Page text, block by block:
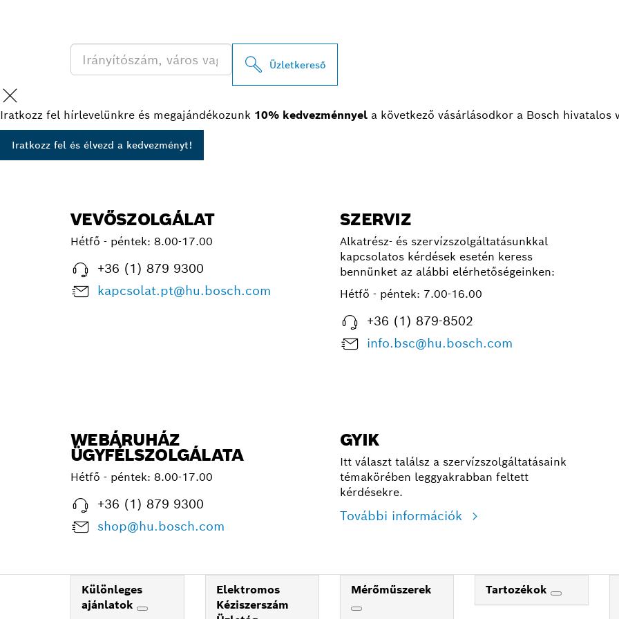
Üzletkereső
Iratkozz fel hírlevelünkre és megajándékozunk 10% kedvezménnyel a következő vásárlásodkor a Bosch hivatalos
Iratkozz fel és élvezd a kedvezményt!
VEVŐSZOLGÁLAT
Hétfő - péntek: 8.00-17.00
+36 (1) 879 9300
kapcsolat.pt@hu.bosch.com
SZERVIZ
Alkatrész- és szervízszolgáltatásunkkal
kapcsolatos kérdések esetén keress
bennünket az alábbi elérhetőségeinken:
Hétfő - péntek: 7.00-16.00
+36 (1) 879-8502
info.bsc@hu.bosch.com
WEBÁRUHÁZ
ÜGYFÉLSZOLGÁLATA
Hétfő - péntek: 8.00-17.00
+36 (1) 879 9300
shop@hu.bosch.com
GYIK
Itt választ találsz a szervízszolgáltatásaink
témakörében leggyakrabban feltett
kérdésekre.
További információk
Különleges
ajánlatok
Elektromos
Kéziszerszám
Mérőműszerek Tartozékok